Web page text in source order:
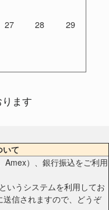
27 28 29
ます
いて
Amex）、銀行振込をご利用
いうシステムを利用してお
信されますので、どうぞ